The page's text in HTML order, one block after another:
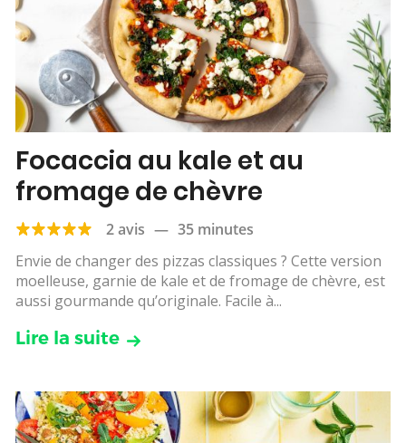
Focaccia au kale et au
fromage de chèvre
2 avis — 35 minutes
Envie de changer des pizzas classiques ? Cette version
moelleuse, garnie de kale et de fromage de chèvre, est
aussi gourmande qu’originale. Facile à...
Lire la suite